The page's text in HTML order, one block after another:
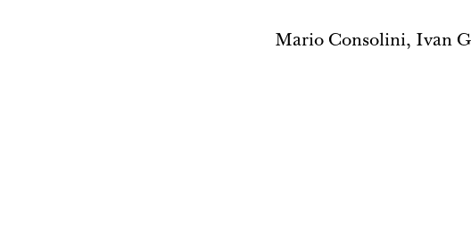
Mario Consolini, Ivan